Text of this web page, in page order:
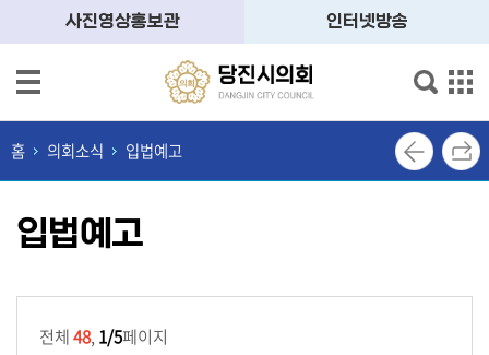
본문으로 바로가기
메인메뉴 바로가기
소
개
의
소
사진영상홍보관 인터넷방송
홈 의회소식 입법예고
입법예고
전체48, 1/5페이지